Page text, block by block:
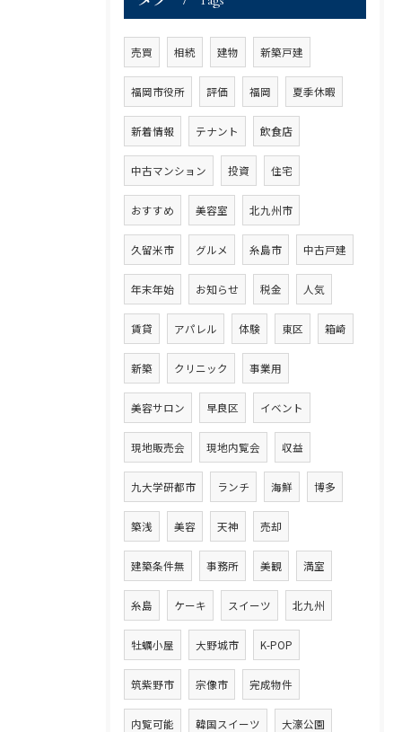
売買 相続 建物 新築戸建
福岡市役所 評価 福岡 夏季休暇
新着情報 テナント 飲食店
中古マンション 投資 住宅
おすすめ 美容室 北九州市
久留米市 グルメ 糸島市 中古戸建
年末年始 お知らせ 税金 人気
賃貸 アパレル 体験 東区 箱崎
新築 クリニック 事業用
美容サロン 早良区 イベント
現地販売会 現地内覧会 収益
九大学研都市 ランチ 海鮮 博多
築浅 美容 天神 売却
建築条件無 事務所 美観 満室
糸島 ケーキ スイーツ 北九州
牡蠣小屋 大野城市 K-POP
筑紫野市 宗像市 完成物件
内覧可能 韓国スイーツ 大濠公園